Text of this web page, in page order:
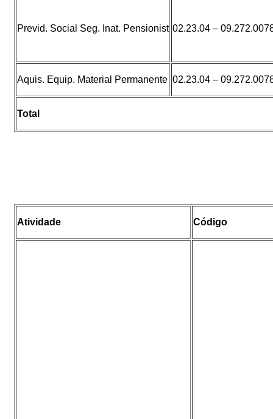
Previd. Social Seg. Inat. Pensionist 02.23.04 –
Aquis. Equip. Material Permanente 02.23.04 –
Total
Atividade Código